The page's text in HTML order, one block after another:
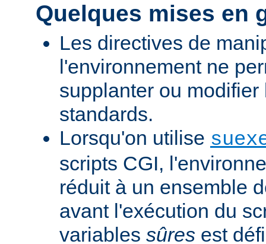
Quelques mises en
Les directives de
l'environnement ne
supplanter ou
standards.
Lorsqu'on utilise
scripts CGI,
réduit à un ensemble
avant l'exécution du
variables sûres est